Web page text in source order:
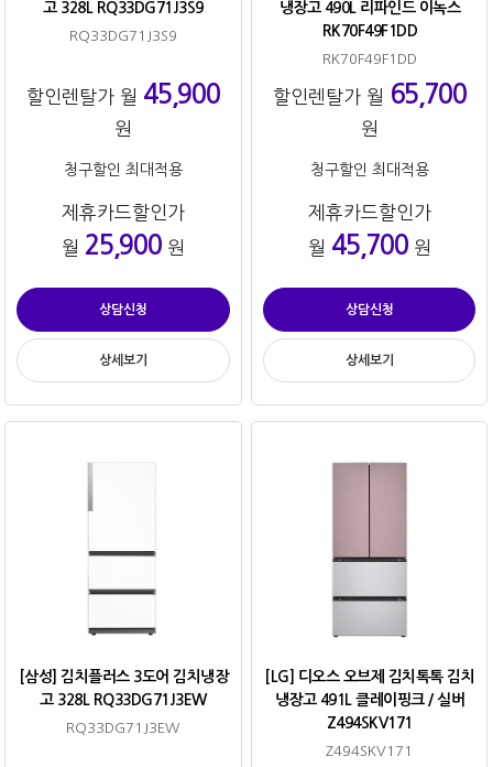
고 328L RQ33DG71J3S9
RQ33DG71J3S9
할인렌탈가 월 45,900
원
청구할인 최대적용
제휴카드할인가
월 25,900원
상담신청
상세보기
냉장고 490L 리파인드 이녹스
RK70F49F1DD
RK70F49F1DD
할인렌탈가 월 65,700
원
청구할인 최대적용
제휴카드할인가
월 45,700원
상담신청
상세보기
[삼성] 김치플러스 3도어 김치냉장
고 328L RQ33DG71J3EW
RQ33DG71J3EW
[LG] 디오스 오브제 김치톡톡 김치
냉장고 491L 클레이핑크 / 실버
Z494SKV171
Z494SKV171